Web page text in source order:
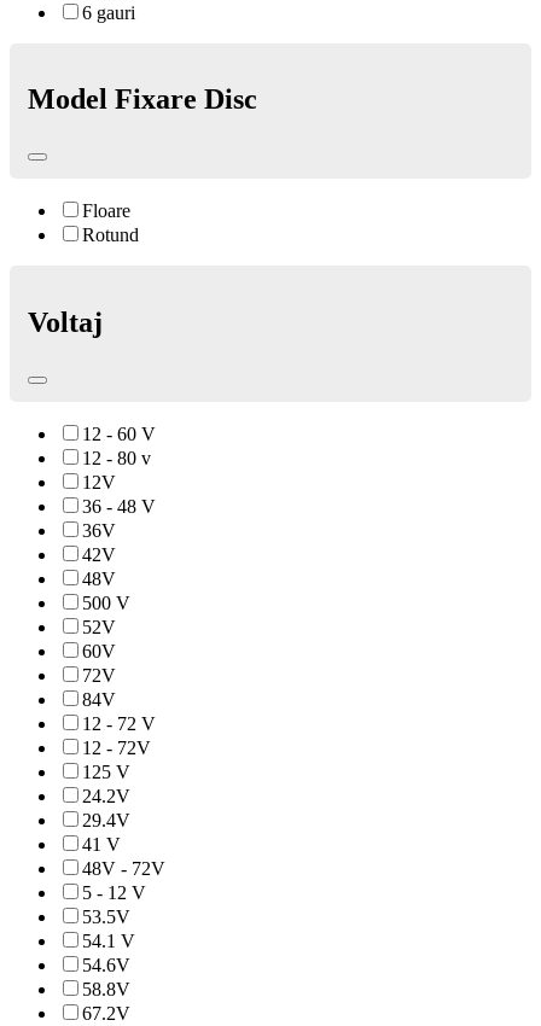
6 gauri
Model Fixare Disc
Floare
Rotund
Voltaj
12 - 60 V
12 - 80 v
12V
36 - 48 V
36V
42V
48V
500 V
52V
60V
72V
84V
12 - 72 V
12 - 72V
125 V
24.2V
29.4V
41 V
48V - 72V
5 - 12 V
53.5V
54.1 V
54.6V
58.8V
67.2V